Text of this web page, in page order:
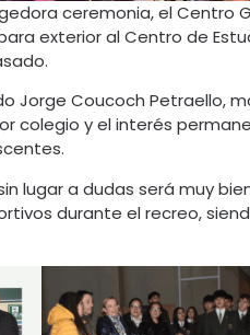
ceremonia, el Centro
exterior al Centro de
Jorge Coucoch Petraello,
colegio y el interés
lugar a dudas será muy
durante el recreo,